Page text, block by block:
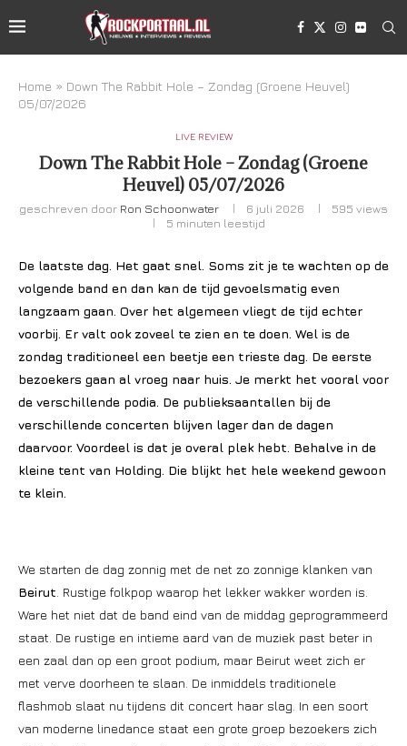
Home » Down The Rabbit Hole – Zondag (Groene Heuvel)
05/07/2026
LIVE REVIEW
Down The Rabbit Hole – Zondag (Groene
Heuvel) 05/07/2026
geschreven door Ron Schoonwater 6 juli 2026 595 views
5 minuten leestijd
De laatste dag. Het gaat snel. Soms zit je te wachten op de
volgende band en dan kan de tijd gevoelsmatig even
langzaam gaan. Over het algemeen vliegt de tijd echter
voorbij. Er valt ook zoveel te zien en te doen. Wel is de
zondag traditioneel een beetje een trieste dag. De eerste
bezoekers gaan al vroeg naar huis. Je merkt het vooral voor
de verschillende podia. De publieksaantallen bij de
verschillende concerten blijven lager dan de dagen
daarvoor. Voordeel is dat je overal plek hebt. Behalve in de
kleine tent van Holding. Die blijkt het hele weekend gewoon
te klein.
We starten de dag zonnig met de net zo zonnige klanken van
Beirut . Rustige folkpop waarop het lekker wakker worden is.
Ware het niet dat de band eind van de middag geprogrammeerd
staat. De rustige en intieme aard van de muziek past beter in
een zaal dan op een groot podium, maar Beirut weet zich er
met verve doorheen te slaan. De inmiddels traditionele
flashmob slaat nu tijdens dit concert haar slag. In een soort
van moderne linedance staat een grote groep bezoekers zich